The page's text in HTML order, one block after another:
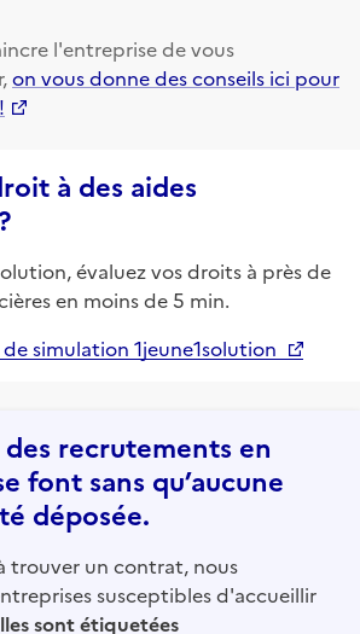
l'entreprise de vous
on vous donne des conseils ici pour
à des aides
évaluez vos droits à près de
en moins de 5 min.
simulation 1jeune1solution
des recrutements en
font sans qu’aucune
déposée.
trouver un contrat, nous
susceptibles d'accueillir
sont étiquetées